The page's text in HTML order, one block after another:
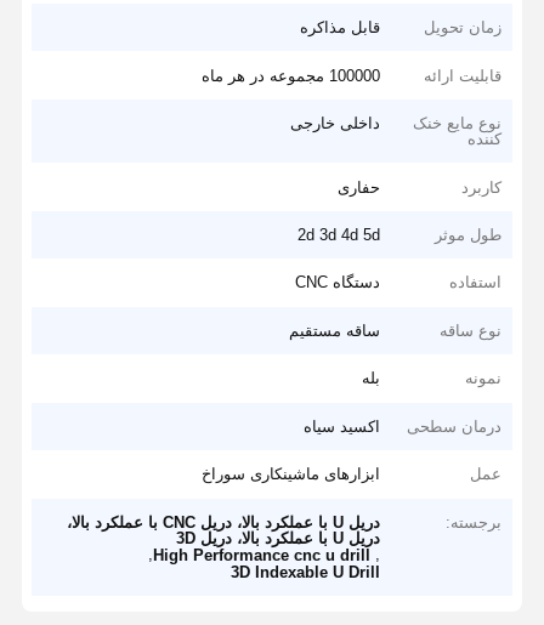
زمان تحویل قابل مذاکره
قابلیت ارائه 100000 مجموعه در هر ماه
نوع مایع خنک
کننده
داخلی خارجی
کاربرد حفاری
طول موثر 2d 3d 4d 5d
استفاده دستگاه CNC
نوع ساقه ساقه مستقیم
نمونه بله
درمان سطحی اکسید سیاه
عمل ابزارهای ماشینکاری سوراخ
برجسته:
دریل U با عملکرد بالا، دریل CNC با عملکرد بالا،
دریل U با عملکرد بالا، دریل 3D
High Performance cnc u drill
3D Indexable U Drill